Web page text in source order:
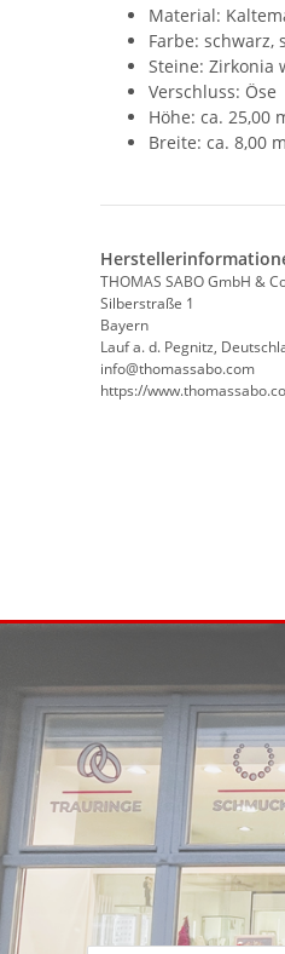
Material:
Farbe: schwarz,
Steine: Zirkonia
Verschluss: Öse
Höhe: ca. 25,00
Breite: ca. 8,00
THOMAS SABO GmbH &
Silberstraße 1
Bayern
Lauf a. d. Pegnitz,
info@thomassabo.com
https://